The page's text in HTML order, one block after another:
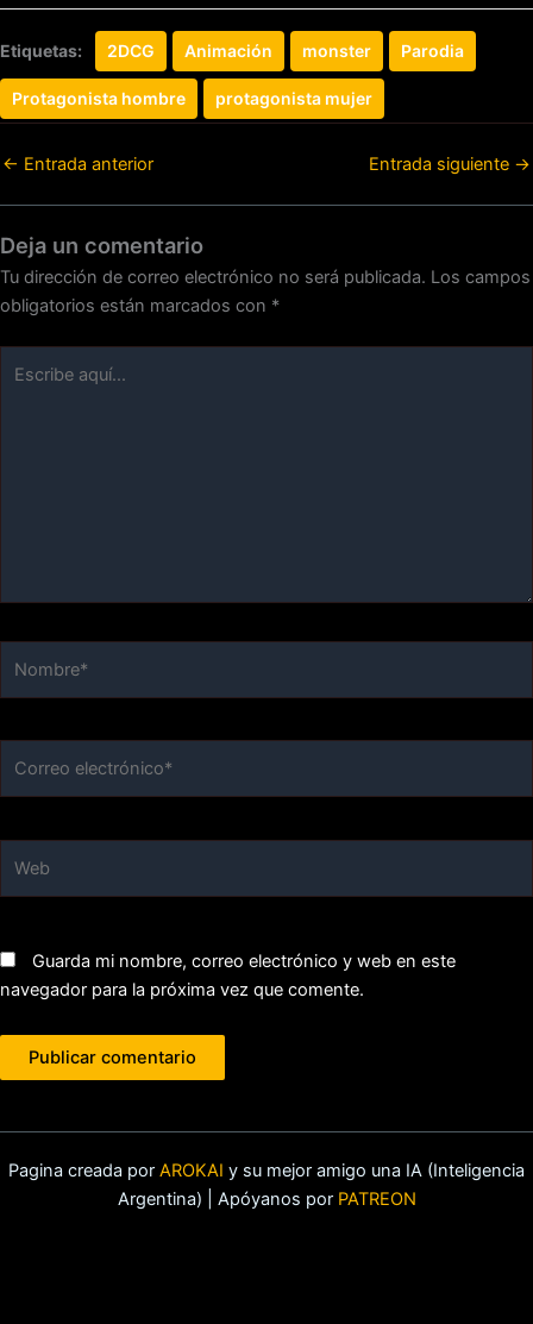
Etiquetas: 2DCG Animación monster Parodia
Protagonista hombre protagonista mujer
← Entrada anterior Entrada siguiente →
Deja un comentario
Tu dirección de correo electrónico no será publicada. Los campos
obligatorios están marcados con *
aquí...
Guarda mi nombre, correo electrónico y web en este
navegador para la próxima vez que comente.
Pagina creada por AROKAI y su mejor amigo una IA (Inteligencia
Argentina) | Apóyanos por PATREON